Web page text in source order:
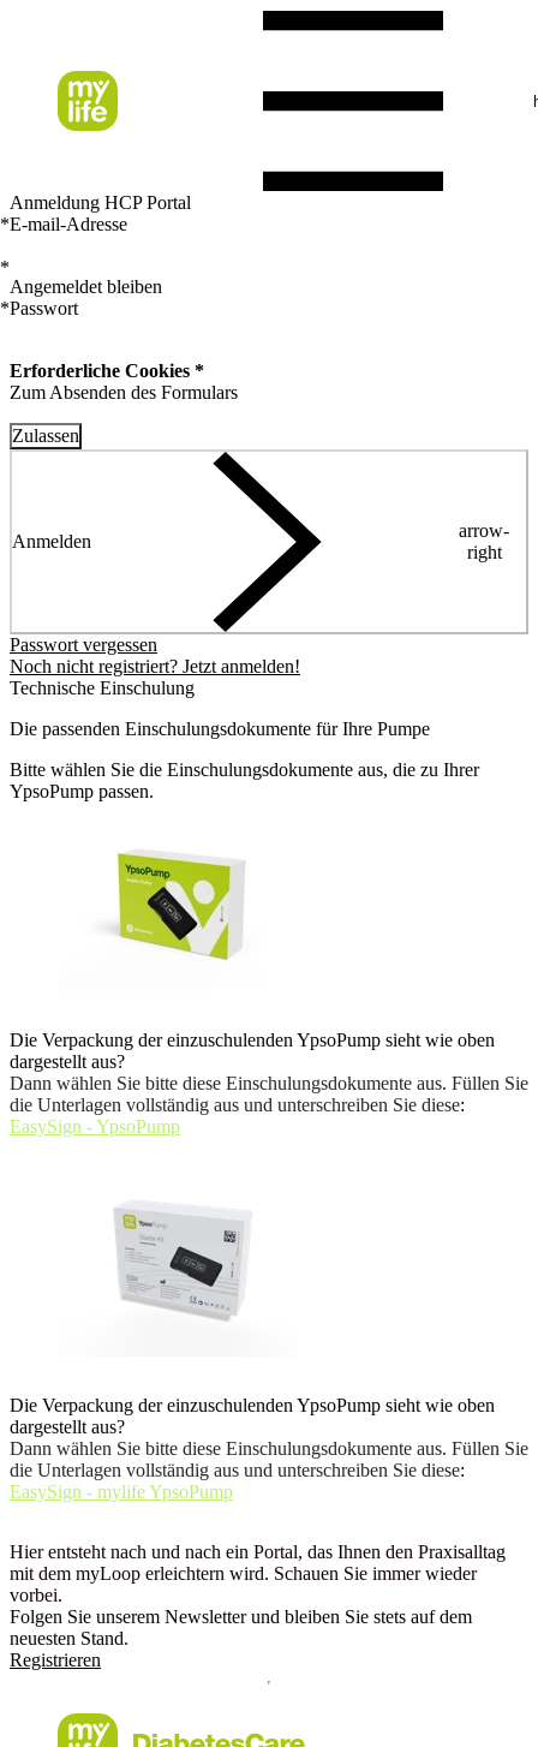
Anmeldung HCP Portal
*E-mail-Adresse
*
Angemeldet bleiben
*Passwort
Erforderliche Cookies *
Zum Absenden des Formulars
Zulassen
Anmelden
arrow-
right
Passwort vergessen
Noch nicht registriert? Jetzt anmelden!
Technische Einschulung
Die passenden Einschulungsdokumente für Ihre Pumpe
Bitte wählen Sie die Einschulungsdokumente aus, die zu Ihrer
YpsoPump passen.
Die Verpackung der einzuschulenden YpsoPump sieht wie oben
dargestellt aus?
Dann wählen Sie bitte diese Einschulungsdokumente aus. Füllen Sie
die Unterlagen vollständig aus und unterschreiben Sie diese:
EasySign - YpsoPump
Die Verpackung der einzuschulenden YpsoPump sieht wie oben
dargestellt aus?
Dann wählen Sie bitte diese Einschulungsdokumente aus. Füllen Sie
die Unterlagen vollständig aus und unterschreiben Sie diese:
EasySign - mylife YpsoPump
Hier entsteht nach und nach ein Portal, das Ihnen den Praxisalltag
mit dem myLoop erleichtern wird. Schauen Sie immer wieder
vorbei.
Folgen Sie unserem Newsletter und bleiben Sie stets auf dem
neuesten Stand.
Registrieren